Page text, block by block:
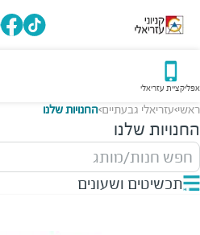
אפליקציית עזריאלי
ראשי>עזריאלי גבעתיים>החנויות שלנו
החנויות שלנו
חפש חנות/מותג
תכשיטים ושעונים